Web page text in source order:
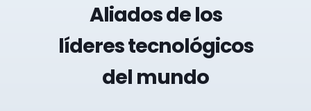
Aliados de los
líderes tecnológicos
del mundo